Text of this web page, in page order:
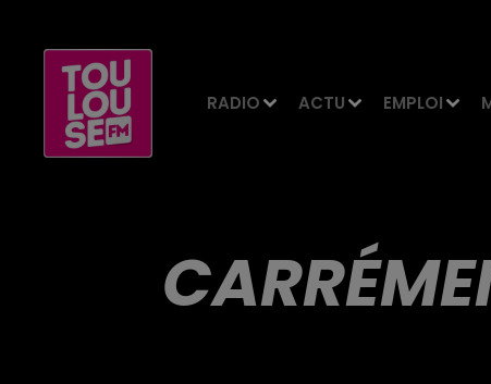
RADIO ACTU EMPLOI